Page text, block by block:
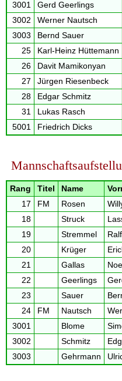
3001
Gerd Geerlings
3002
Werner Nautsch
3003
Bernd Sauer
25
Karl-Heinz Hüttemann
26
Davit Mamikonyan
27
Jürgen Riesenbeck
28
Edgar Schmitz
31
Lukas Rasch
5001
Friedrich Dicks
Rang Titel Name
17
FM Rosen
18
Struck
19
Stremmel Ralf
20
Krüger
21
Gallas
22
Geerlings
23
Sauer
24
FM Nautsch
3001
Blome
3002
Schmitz
3003
Gehrmann